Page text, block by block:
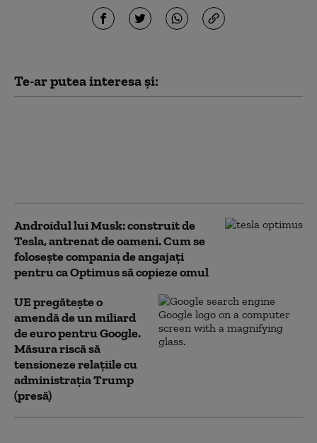
Te-ar putea interesa și:
Androidul lui Musk: construit de
Tesla, antrenat de oameni. Cum se
folosește compania de angajați
pentru ca Optimus să copieze omul
UE pregătește o
amendă de un miliard
de euro pentru Google.
Măsura riscă să
tensioneze relațiile cu
administrația Trump
(presă)